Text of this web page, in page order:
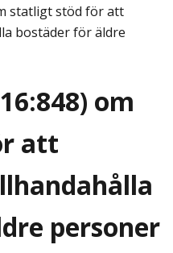
statligt stöd för att
bostäder för äldre
om
att
personer